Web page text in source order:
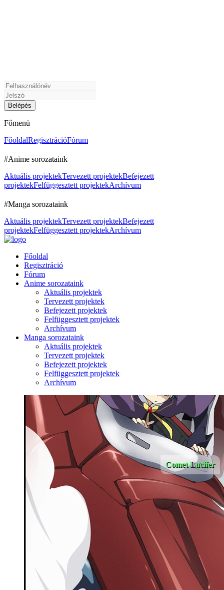
Főmenü
FőoldalRegisztrációFórum
#Anime sorozataink
Aktuális projektekTervezett projektekBefejezett
projektekFelfüggesztett projektekArchívum
#Manga sorozataink
Aktuális projektekTervezett projektekBefejezett
projektekFelfüggesztett projektekArchívum
Főoldal
Regisztráció
Fórum
Anime sorozataink
Aktuális projektek
Tervezett projektek
Befejezett projektek
Felfüggesztett projektek
Archívum
Manga sorozataink
Aktuális projektek
Tervezett projektek
Befejezett projektek
Felfüggesztett projektek
Archívum
Comet Lucifer